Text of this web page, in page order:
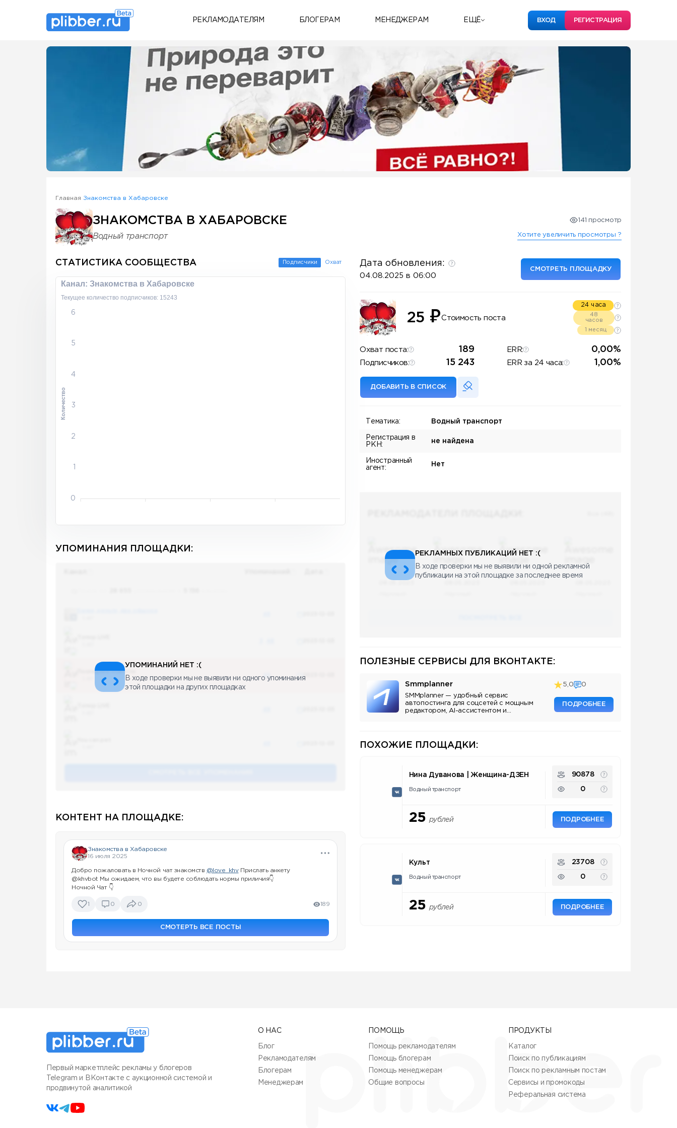
РЕКЛАМОДАТЕЛЯМ БЛОГЕРАМ МЕНЕДЖЕРАМ ЕЩЁ ВХОД РЕГИСТРАЦИЯ
Some SEO Title
Главная Знакомства в Хабаровске
ЗНАКОМСТВА В ХАБАРОВСКЕ
Водный транспорт
141 просмотр
Хотите увеличить просмотры ?
СТАТИСТИКА СООБЩЕСТВА Подписчики Охват
Канал: Знакомства в Хабаровске
Текущее количество подписчиков: 15243
6
5
4
3
2
0
Количество
УПОМИНАНИЯ ПЛОЩАДКИ:
Последние новости
УПОМИНАНИЙ НЕТ :(
В ходе проверки мы не выявили ни одного упоминания
этой площадки на других площадках
КОНТЕНТ НА ПЛОЩАДКЕ:
Знакомства в Хабаровске
16 июля 2025
Добро пожаловать в Ночной чат знакомств @love_khvПрислать анкету
@khvbot Мы ожидаем, что вы будете соблюдать нормы приличия👇
Ночной Чат 👇
1 0 0 189
СМОТЕРТЬ ВСЕ ПОСТЫ
Дата обновления:
04.08.2025 в 06:00
СМОТРЕТЬ ПЛОЩАДКУ
25 ₽Стоимость поста
24 часа
48
часов
1 месяц
Охват поста: 189 ERR: 0,00%
Подписчиков: 15 243 ERR за 24 часа: 1,00%
ДОБАВИТЬ В СПИСОК
Тематика: Водный транспорт
Регистрация в
РКН:
не найдена
Иностранный
агент:
Нет
РЕКЛАМНЫХ ПУБЛИКАЦИЙ НЕТ :(
В ходе проверки мы не выявили ни одной рекламной
публикации на этой площадке за последнее время
ПОЛЕЗНЫЕ СЕРВИСЫ ДЛЯ ВКОНТАКТЕ:
Smmplanner
SMMplanner — удобный сервис
автопостинга для соцсетей с мощным
редактором, AI-ассистентом и
5,0 0
ПОДРОБНЕЕ
ПОХОЖИЕ ПЛОЩАДКИ:
Нина Дуванова | Женщина-ДЗЕН
Водный транспорт
90878
0
25 рублей ПОДРОБНЕЕ
Культ
Водный транспорт
23708
0
25 рублей ПОДРОБНЕЕ
Первый маркетплейс рекламы у блогеров
Telegram и ВКонтакте с аукционной системой и
продвинутой аналитикой
О НАС
Блог
Рекламодателям
Блогерам
Менеджерам
ПОМОЩЬ
Помощь рекламодателям
Помощь блогерам
Помощь менеджерам
Общие вопросы
ПРОДУКТЫ
Каталог
Поиск по публикациям
Поиск по рекламным постам
Сервисы и промокоды
Реферальная система